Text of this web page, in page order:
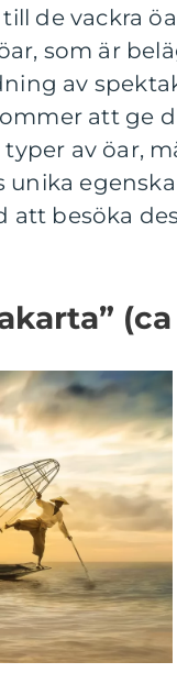
de vackra
som är
av
att ge
av öar,
unika
att besöka